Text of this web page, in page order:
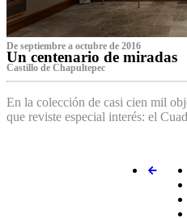
De septiembre a octubre de 2016
Un centenario de miradas
Castillo de Chapultepec
En la colección de casi cien mil
que reviste especial interés: el